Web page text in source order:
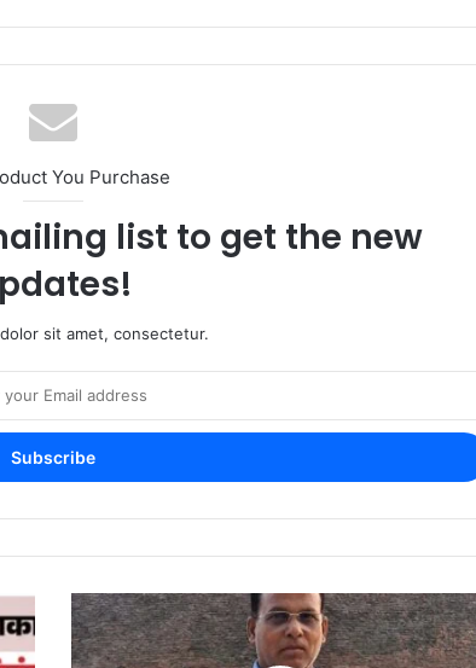
You Purchase
list to get the new
sit amet, consectetur.